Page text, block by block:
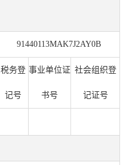
91440113MAK7J2AY0B
税务登
记号
事业单位证
书号
社会组织登
记证号